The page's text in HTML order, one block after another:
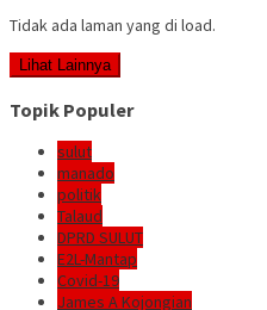
Tidak ada laman yang di load.
Lihat Lainnya
Topik Populer
sulut
manado
politik
Talaud
DPRD SULUT
E2L-Mantap
Covid-19
James A Kojongian